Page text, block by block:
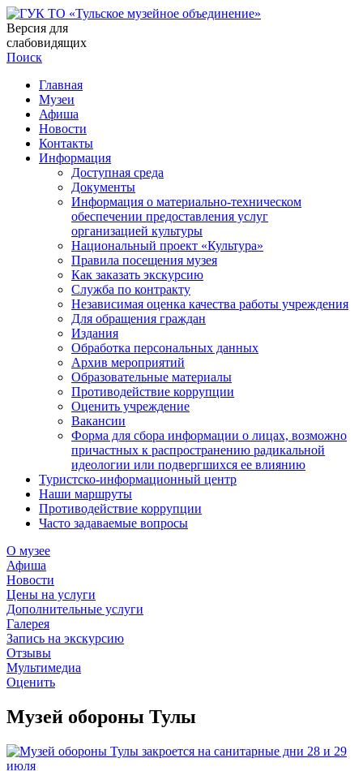
Версия для
слабовидящих
Поиск
Главная
Музеи
Афиша
Новости
Контакты
Информация
Доступная среда
Документы
Информация о материально-техническом
обеспечении предоставления услуг
организацией культуры
Национальный проект «Культура»
Правила посещения музея
Как заказать экскурсию
Служба по контракту
Независимая оценка качества работы учреждения
Для обращения граждан
Издания
Обработка персональных данных
Архив мероприятий
Образовательные материалы
Противодействие коррупции
Оценить учреждение
Вакансии
Форма для сбора информации о лицах, возможно
причастных к распространению радикальной
идеологии или подвергшихся ее влиянию
Туристско-информационный центр
Наши маршруты
Противодействие коррупции
Часто задаваемые вопросы
О музее
Афиша
Новости
Цены на услуги
Дополнительные услуги
Галерея
Запись на экскурсию
Отзывы
Мультимедиа
Оценить
Музей обороны Тулы